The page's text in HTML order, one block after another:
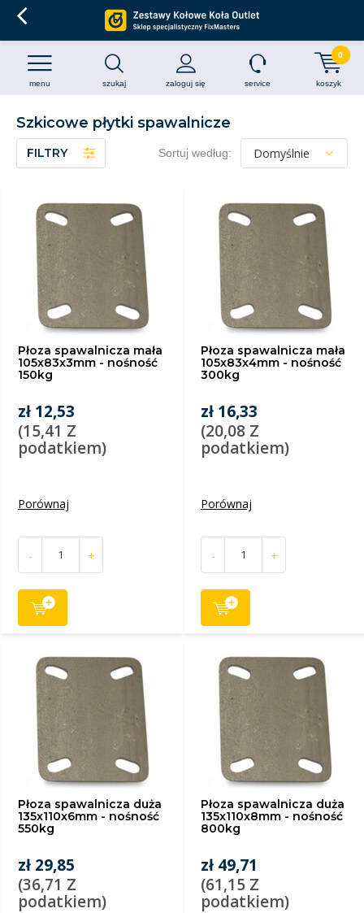
szukaj zaloguj się
menu service koszyk
0
Szkicowe płytki spawalnicze
FILTRY Sortuj według:
Płoza spawalnicza mała
105x83x3mm - nośność
150kg
zł 12,53
(15,41 Z
podatkiem)
Porównaj
- +
Płoza spawalnicza mała
105x83x4mm - nośność
300kg
zł 16,33
(20,08 Z
podatkiem)
Porównaj
- +
Płoza spawalnicza duża
135x110x6mm - nośność
550kg
zł 29,85
(36,71 Z
podatkiem)
Płoza spawalnicza duża
135x110x8mm - nośność
800kg
zł 49,71
(61,15 Z
podatkiem)